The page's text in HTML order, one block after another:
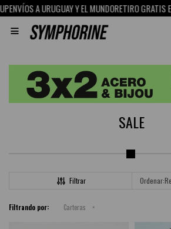
Y EL MUNDORETIRO GRATIS EN PICK UP15%

SALE
Filtrando por: Carteras